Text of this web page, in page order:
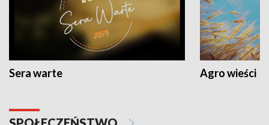
Sera warte Agro wieści